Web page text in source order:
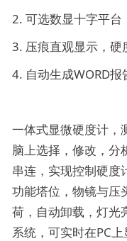
2. 可选数显十字平台
3. 压痕直观显示，硬
4. 自动生成WORD报
一体式显微硬度计，
脑上选择，修改，分
串连，实现控制硬度
功能塔位，物镜与压
荷，自动卸载，灯光
系统，可实时在PC